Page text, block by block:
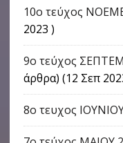
10ο τεύχος
2023 )
9o τεύχος
άρθρα) (12 Σεπ
8ο τευχος